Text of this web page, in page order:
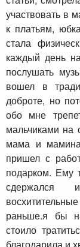
участвовать в
к платьям,
стала
каждый день
послушать
вошел в
доброте, но
обо мне
мальчиками
мама и
пришел с
подарком. Ему
сдержался
раньше.я бы
стоило